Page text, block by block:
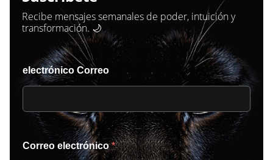
Recibe mensajes semanales de poder, intuición y
transformación. 🌙
electrónico Correo
Correo electrónico*